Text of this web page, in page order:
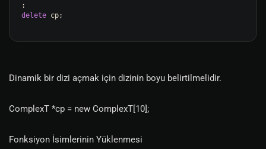
delete cp;
Dinamik bir dizi açmak için dizinin boyu belirtilmelidir.
ComplexT *cp = new ComplexT[10];
Fonksiyon İsimlerinin Yüklenmesi